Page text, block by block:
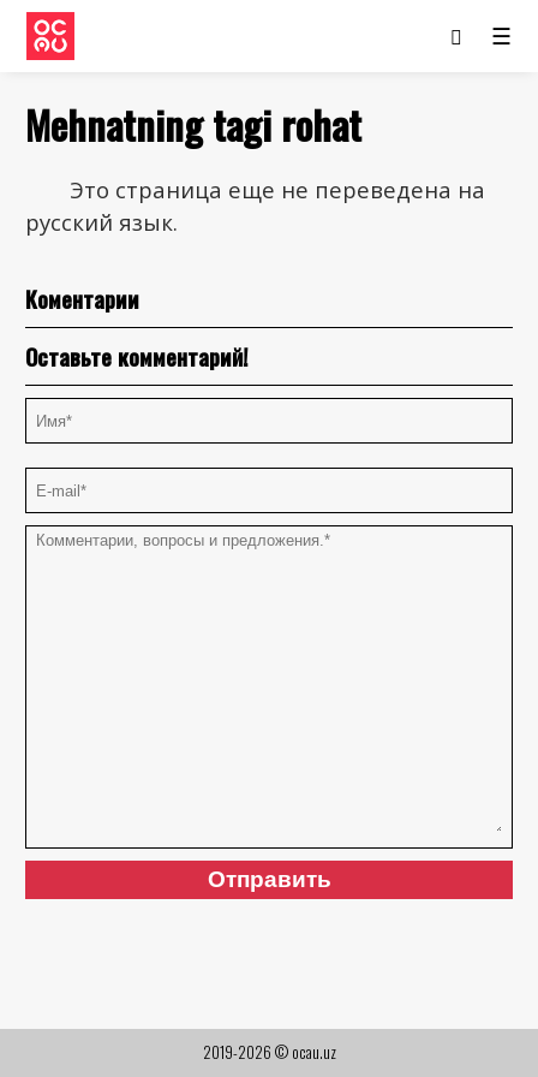
☰
Mehnatning tagi rohat
Это страница еще не переведена на
русский язык.
Коментарии
Оставьте комментарий!
2019-2026 © ocau.uz